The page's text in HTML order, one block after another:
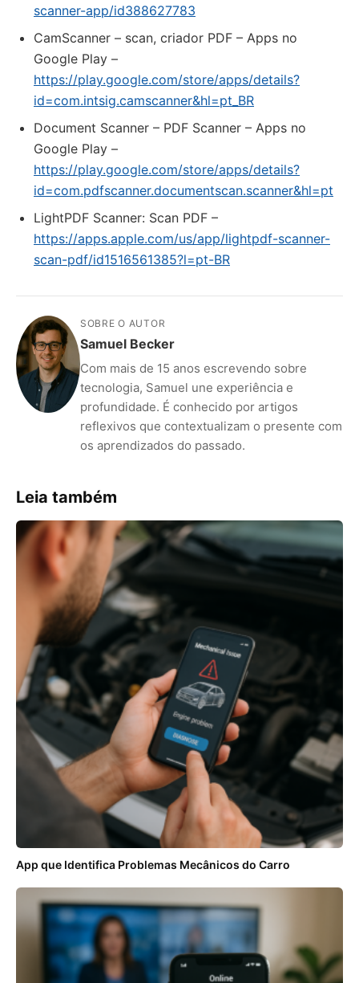
scanner-app/id388627783
CamScanner – scan, criador PDF – Apps no
Google Play –
https://play.google.com/store/apps/details?
id=com.intsig.camscanner&hl=pt_BR
Document Scanner – PDF Scanner – Apps no
Google Play –
https://play.google.com/store/apps/details?
id=com.pdfscanner.documentscan.scanner&hl=pt
‎LightPDF Scanner: Scan PDF –
https://apps.apple.com/us/app/lightpdf-scanner-
scan-pdf/id1516561385?l=pt-BR
SOBRE O AUTOR
Samuel Becker
Com mais de 15 anos escrevendo sobre
tecnologia, Samuel une experiência e
profundidade. É conhecido por artigos
reflexivos que contextualizam o presente com
os aprendizados do passado.
Leia também
App que Identifica Problemas Mecânicos do Carro